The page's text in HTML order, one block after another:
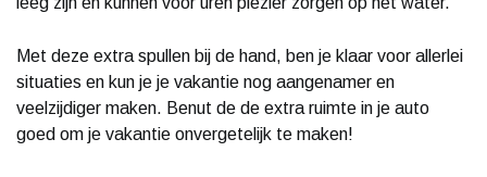
Met deze extra spullen bij de hand, ben je klaar voor allerlei
situaties en kun je je vakantie nog aangenamer en
veelzijdiger maken. Benut de de extra ruimte in je auto
goed om je vakantie onvergetelijk te maken!